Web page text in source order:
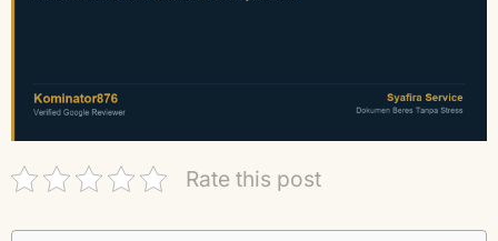
Rate this post